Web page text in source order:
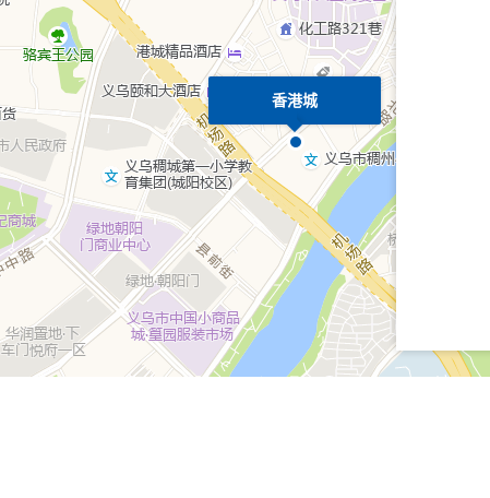
香港城